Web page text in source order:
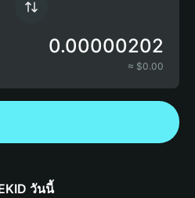
0.00000202
≈ $0.00
วันนี้